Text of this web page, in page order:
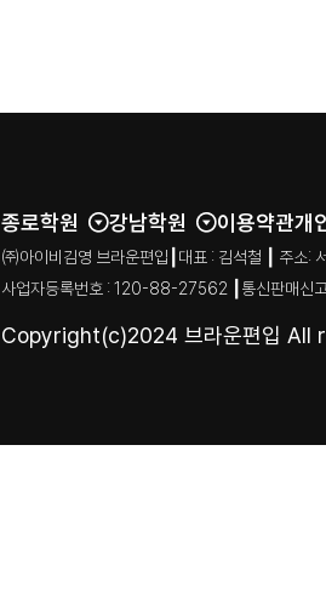
종로학원 강남학원 이용약관개
㈜아이비김영 브라운편입┃대표 : 김석철 ┃ 주
사업자등록번호 : 120-88-27562 ┃통신판매신
Copyright(c)2024 브라운편입